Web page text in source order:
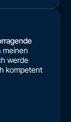
meinen
werde
kompetent